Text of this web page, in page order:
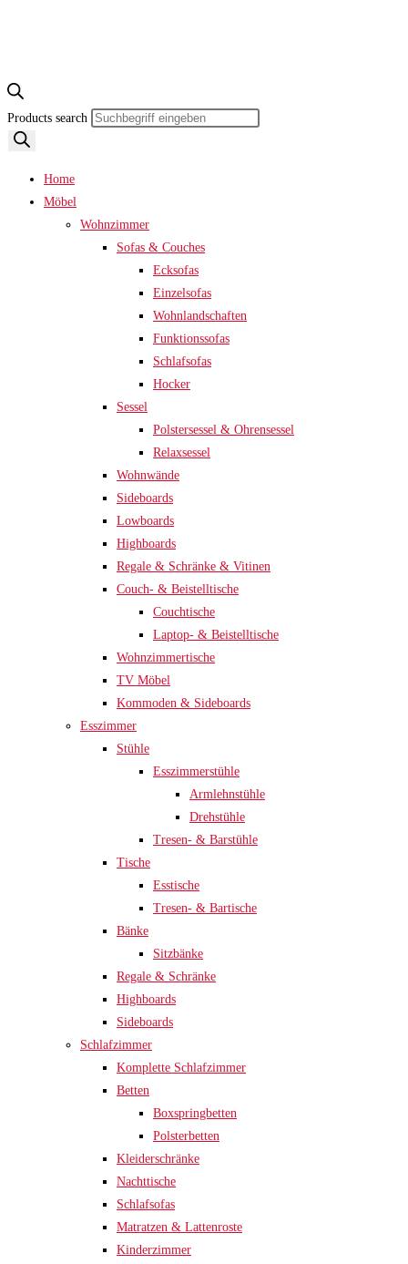
Products search
Home
Möbel
Wohnzimmer
Sofas & Couches
Ecksofas
Einzelsofas
Wohnlandschaften
Funktionssofas
Schlafsofas
Hocker
Sessel
Polstersessel & Ohrensessel
Relaxsessel
Wohnwände
Sideboards
Lowboards
Highboards
Regale & Schränke & Vitinen
Couch- & Beistelltische
Couchtische
Laptop- & Beistelltische
Wohnzimmertische
TV Möbel
Kommoden & Sideboards
Esszimmer
Stühle
Esszimmerstühle
Armlehnstühle
Drehstühle
Tresen- & Barstühle
Tische
Esstische
Tresen- & Bartische
Bänke
Sitzbänke
Regale & Schränke
Highboards
Sideboards
Schlafzimmer
Komplette Schlafzimmer
Betten
Boxspringbetten
Polsterbetten
Kleiderschränke
Nachttische
Schlafsofas
Matratzen & Lattenroste
Kinderzimmer